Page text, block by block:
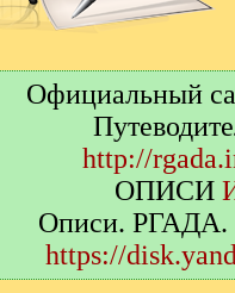
Официальный
http://
ОПИСИ
Описи. РГАДА.
https://